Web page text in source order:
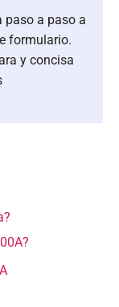
paso a paso a
formulario.
y concisa